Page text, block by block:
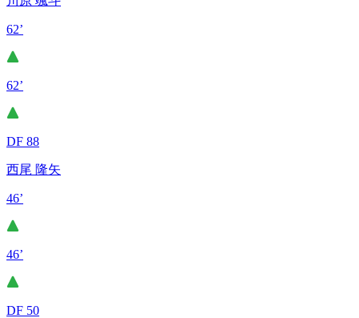
62’
62’
DF 88
西尾 隆矢
46’
46’
DF 50